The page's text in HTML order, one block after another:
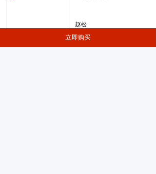
赵松
短视频浪潮下的增长新思
路|巨量引擎穿山甲...
立即购买